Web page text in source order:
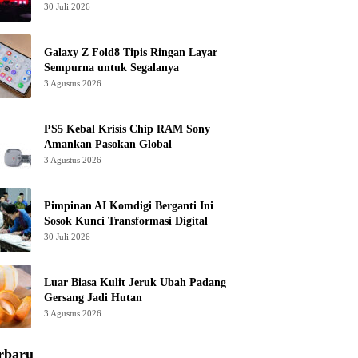
30 Juli 2026
Galaxy Z Fold8 Tipis Ringan Layar
Sempurna untuk Segalanya
3 Agustus 2026
PS5 Kebal Krisis Chip RAM Sony
Amankan Pasokan Global
3 Agustus 2026
Pimpinan AI Komdigi Berganti Ini
Sosok Kunci Transformasi Digital
30 Juli 2026
Luar Biasa Kulit Jeruk Ubah Padang
Gersang Jadi Hutan
3 Agustus 2026